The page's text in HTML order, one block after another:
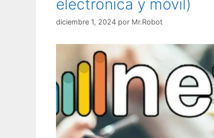
electrónica y móvil)
diciembre 1, 2024 por Mr.Robot